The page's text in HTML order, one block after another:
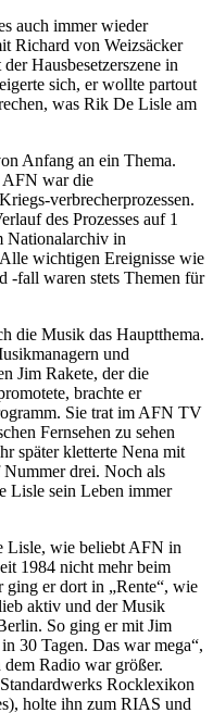
auch immer wieder
Richard von Weizsäcker
Hausbesetzerszene in
sich, er wollte partout
was Rik De Lisle am
Anfang an ein Thema.
AFN war die
verbrecherprozessen.
des Prozesses auf 1
Nationalarchiv in
wichtigen Ereignisse wie
-fall waren stets Themen für
die Musik das Hauptthema.
und
Jim Rakete, der die
brachte er
Sie trat im AFN TV
Fernsehen zu sehen
später kletterte Nena mit
drei. Noch als
Lisle sein Leben immer
Lisle, wie beliebt AFN in
1984 nicht mehr beim
er dort in „Rente“, wie
aktiv und der Musik
So ging er mit Jim
30 Tagen. Das war mega“,
Radio war größer.
Rocklexikon
holte ihn zum RIAS und